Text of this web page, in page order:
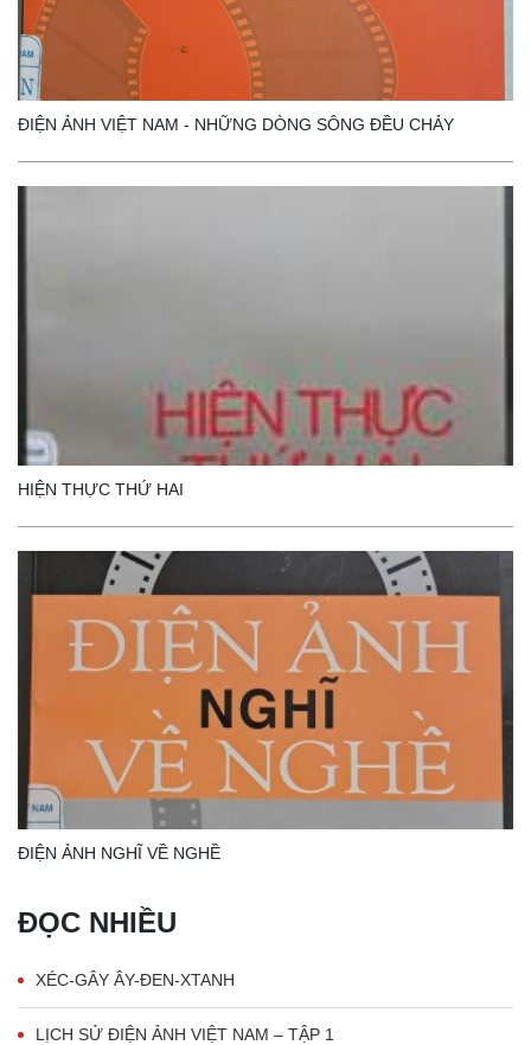
ĐIỆN ẢNH VIỆT NAM - NHỮNG DÒNG SÔNG ĐỀU CHẢY
HIỆN THỰC THỨ HAI
ĐIỆN ẢNH NGHĨ VỀ NGHỀ
ĐỌC NHIỀU
XÉC-GÂY ÂY-ĐEN-XTANH
LỊCH SỬ ĐIỆN ẢNH VIỆT NAM – TẬP 1